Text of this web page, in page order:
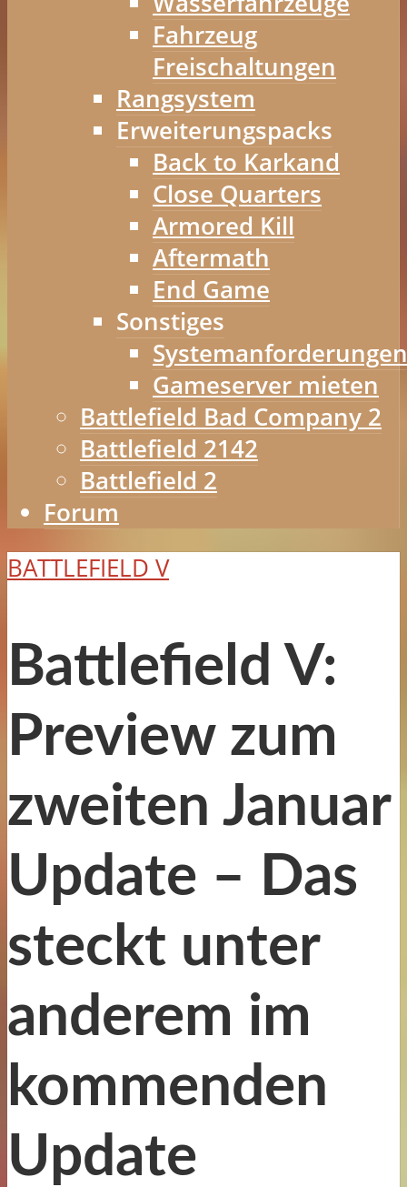
Fahrzeug
Freischaltungen
Rangsystem
Erweiterungspacks
Back to Karkand
Close Quarters
Armored Kill
Aftermath
End Game
Sonstiges
Systemanforderungen
Gameserver mieten
Battlefield Bad Company 2
Battlefield 2142
Battlefield 2
Forum
BATTLEFIELD V
Battlefield V:
Preview zum
zweiten Januar
Update – Das
steckt unter
anderem im
kommenden
Update